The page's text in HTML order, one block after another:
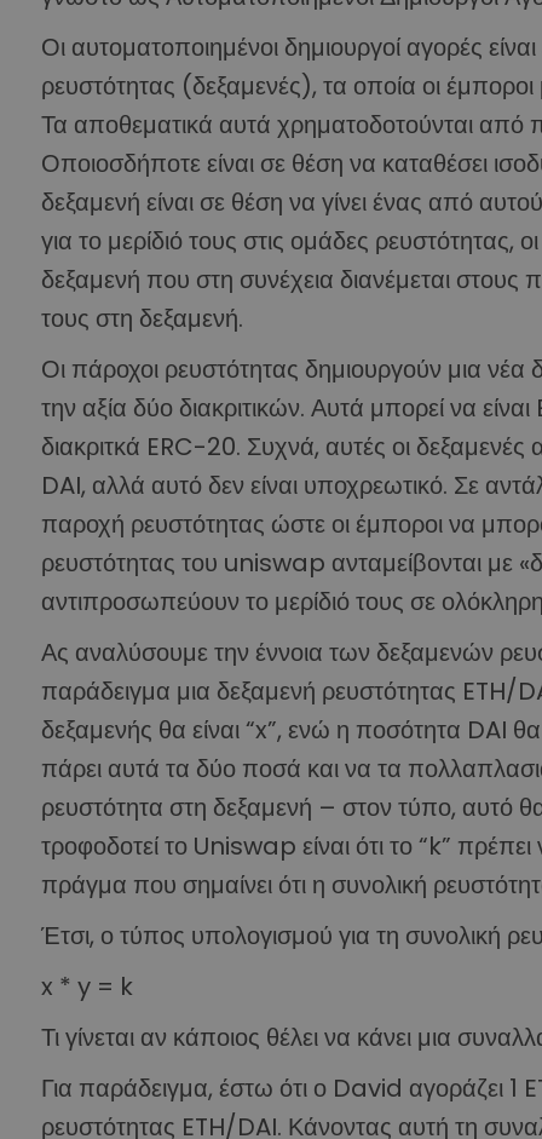
Οι αυτοματοποιημένοι δημιουργοί αγορές
ρευστότητας (δεξαμενές), τα οποία οι
Τα αποθεματικά αυτά χρηματοδοτούνται από
Οποιοσδήποτε είναι σε θέση να καταθέσει
δεξαμενή είναι σε θέση να γίνει ένας από
για το μερίδιό τους στις ομάδες ρευστότητας,
δεξαμενή που στη συνέχεια διανέμεται
τους στη δεξαμενή.
Οι πάροχοι ρευστότητας δημιουργούν μια
την αξία δύο διακριτικών. Αυτά μπορεί να
διακριτκά ERC-20. Συχνά, αυτές οι
DAI, αλλά αυτό δεν είναι υποχρεωτικό. Σε
παροχή ρευστότητας ώστε οι έμποροι να
ρευστότητας του uniswap ανταμείβονται με
αντιπροσωπεύουν το μερίδιό τους σε
Ας αναλύσουμε την έννοια των δεξαμενών
παράδειγμα μια δεξαμενή ρευστότητας ETH/
δεξαμενής θα είναι “x”, ενώ η ποσότητα DAI
πάρει αυτά τα δύο ποσά και να τα
ρευστότητα στη δεξαμενή – στον τύπο, αυτό
τροφοδοτεί το Uniswap είναι ότι το “k”
πράγμα που σημαίνει ότι η συνολική
Έτσι, ο τύπος υπολογισμού για τη συνολική
x * y = k
Τι γίνεται αν κάποιος θέλει να κάνει μια
Για παράδειγμα, έστω ότι ο David αγοράζει 1
ρευστότητας ETH/DAI. Κάνοντας αυτή τη